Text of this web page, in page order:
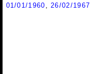
01/01/1960
26/02/1967